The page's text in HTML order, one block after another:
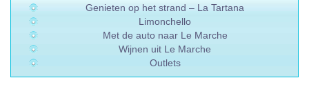
Genieten op het strand – La Tartana
Limonchello
Met de auto naar Le Marche
Wijnen uit Le Marche
Outlets